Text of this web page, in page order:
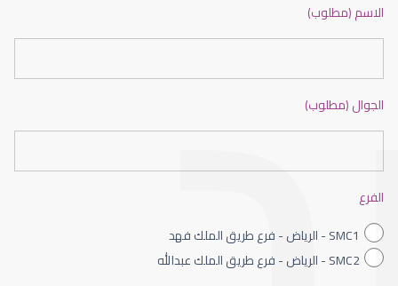
ضعف نظر الاطفال
الاسم (مطلوب)
الجوال (مطلوب)
الفرع
SMC1 - الرياض - فرع طريق الملك فهد
SMC2 - الرياض - فرع طريق الملك عبدالله